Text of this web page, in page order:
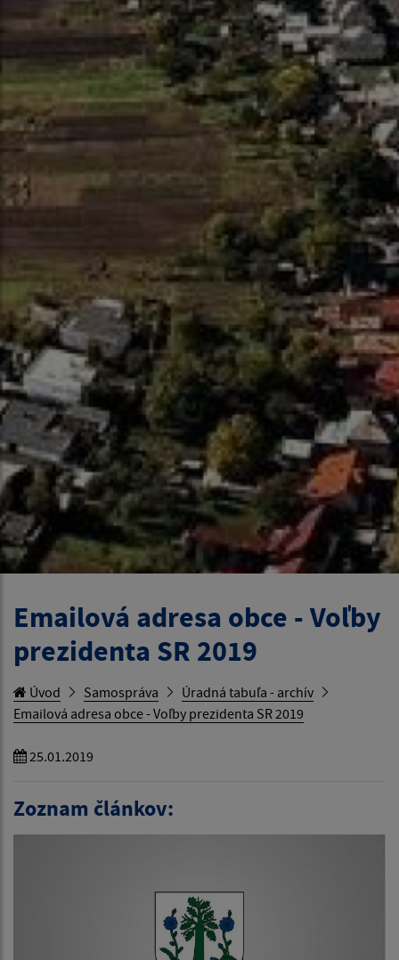
Emailová adresa obce - Voľby
prezidenta SR 2019
Úvod Samospráva
Úradná tabuľa - archív
Emailová adresa obce - Voľby prezidenta SR 2019
25.01.2019
Zoznam článkov: